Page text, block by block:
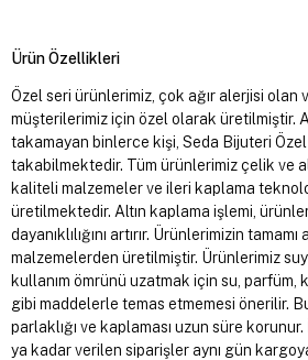
Ürün Özellikleri
Özel seri ürünlerimiz, çok ağır alerjisi olan
müşterilerimiz için özel olarak üretilmiştir.
takamayan binlerce kişi, Seda Bijuteri
takabilmektedir. Tüm ürünlerimiz çelik ve
kaliteli malzemeler ve ileri kaplama
üretilmektedir. Altın kaplama işlemi,
dayanıklılığını artırır. Ürünlerimizin
malzemelerden üretilmiştir. Ürünlerimiz
kullanım ömrünü uzatmak için su,
gibi maddelerle temas etmemesi önerilir.
parlaklığı ve kaplaması uzun süre
ya kadar verilen siparişler aynı gün